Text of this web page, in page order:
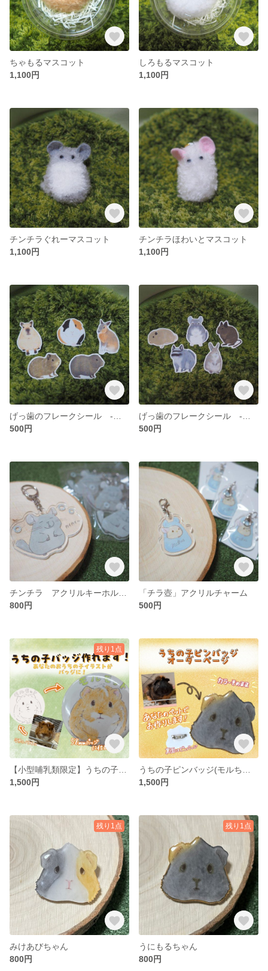
ちゃもるマスコット
1,100円
しろもるマスコット
1,100円
チンチラぐれーマスコット
1,100円
チンチラほわいとマスコット
1,100円
500円
500円
800円
「チラ壺」アクリルチャーム
500円
残り1点
1,500円
1,500円
残り1点
みけあびちゃん
800円
残り1点
うにもるちゃん
800円